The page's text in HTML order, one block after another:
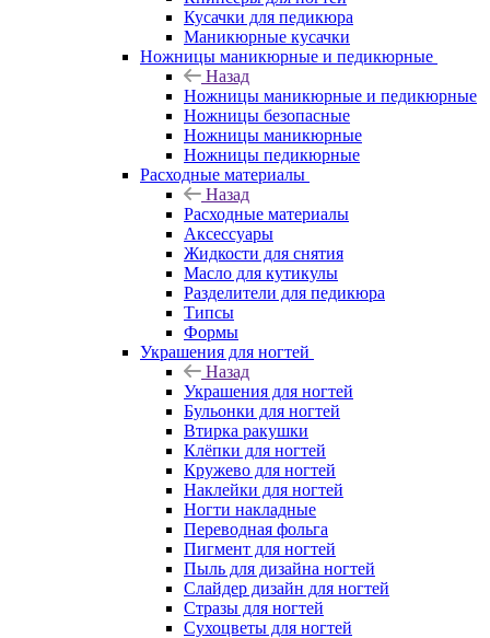
Кусачки для педикюра
Маникюрные кусачки
Ножницы маникюрные и педикюрные
Назад
Ножницы маникюрные и педикюрные
Ножницы безопасные
Ножницы маникюрные
Ножницы педикюрные
Расходные материалы
Назад
Расходные материалы
Аксессуары
Жидкости для снятия
Масло для кутикулы
Разделители для педикюра
Типсы
Формы
Украшения для ногтей
Назад
Украшения для ногтей
Бульонки для ногтей
Втирка ракушки
Клёпки для ногтей
Кружево для ногтей
Наклейки для ногтей
Ногти накладные
Переводная фольга
Пигмент для ногтей
Пыль для дизайна ногтей
Слайдер дизайн для ногтей
Стразы для ногтей
Сухоцветы для ногтей